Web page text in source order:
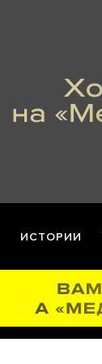
ИСТОРИИ